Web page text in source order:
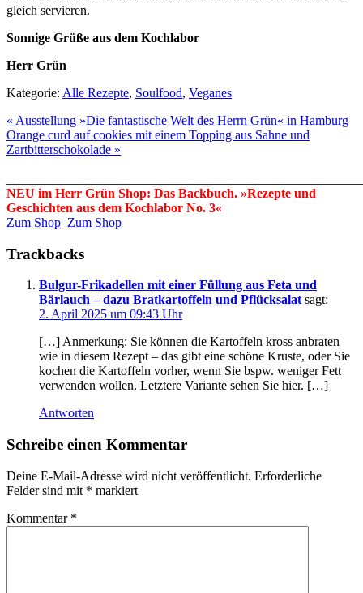
gleich servieren.
Sonnige Grüße aus dem Kochlabor
Herr Grün
Kategorie: Alle Rezepte, Soulfood, Veganes
« Ausstellung »Die fantastische Welt des Herrn Grün« in Hamburg
Orange curd auf cookies mit einem Topping aus Sahne und
Zartbitterschokolade »
NEU im Herr Grün Shop: Das Backbuch. »Rezepte und
Geschichten aus dem Kochlabor No. 3«
Zum Shop Zum Shop
Trackbacks
Bulgur-Frikadellen mit einer Füllung aus Feta und
Bärlauch – dazu Bratkartoffeln und Pflücksalat sagt:
2. April 2025 um 09:43 Uhr
[…] Anmerkung: Sie können die Kartoffeln kross anbraten
wie in diesem Rezept – das gibt eine schöne Kruste, oder Sie
kochen die Kartoffeln vorher, wenn Sie bspw. weniger Fett
verwenden wollen. Letztere Variante sehen Sie hier. […]
Antworten
Schreibe einen Kommentar
Deine E-Mail-Adresse wird nicht veröffentlicht. Erforderliche
Felder sind mit * markiert
Kommentar *